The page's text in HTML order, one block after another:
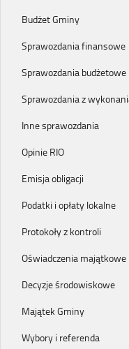
Budżet Gminy
Sprawozdania finansowe
Sprawozdania budżetowe
Sprawozdania z
Inne sprawozdania
Opinie RIO
Emisja obligacji
Podatki i opłaty lokalne
Protokoły z kontroli
Oświadczenia majątkowe
Decyzje środowiskowe
Majątek Gminy
Wybory i referenda